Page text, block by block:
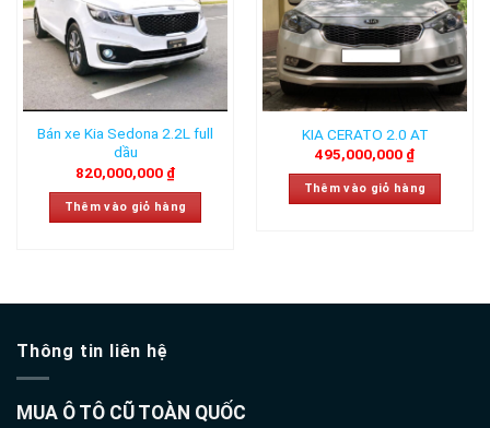
Bán xe Kia Sedona 2.2L full
dầu
820,000,000 ₫
Thêm vào giỏ hàng
KIA CERATO 2.0 AT
495,000,000 ₫
Thêm vào giỏ hàng
Thông tin liên hệ
MUA Ô TÔ CŨ TOÀN QUỐC